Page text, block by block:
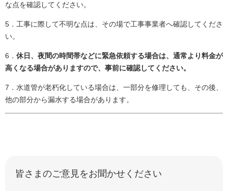
な点を確認してください。
5．工事に際して不明な点は、その場で工事事業者へ確認してくださ
い。
6． 休日、夜間の時間帯などに緊急依頼する場合は、通常より料金が
高くなる場合がありますので、事前に確認してください。
7．水道管が老朽化している場合は、一部分を修理しても、その後、
他の部分から漏水する場合があります。
皆さまのご意見をお聞かせください